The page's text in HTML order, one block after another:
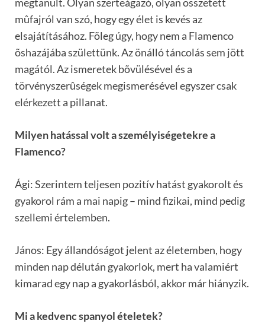
mûfajról van szó, hogy egy élet is kevés az
elsajátításához. Fõleg úgy, hogy nem a Flamenco
õshazájába születtünk. Az önálló táncolás sem jött
magától. Az ismeretek bõvülésével és a
törvényszerûségek megismerésével egyszer csak
elérkezett a pillanat.
Milyen hatással volt a személyiségetekre a
Flamenco?
Ági: Szerintem teljesen pozitív hatást gyakorolt és
gyakorol rám a mai napig – mind fizikai, mind pedig
szellemi értelemben.
János: Egy állandóságot jelent az életemben, hogy
minden nap délután gyakorlok, mert ha valamiért
kimarad egy nap a gyakorlásból, akkor már hiányzik.
Mi a kedvenc spanyol ételetek?